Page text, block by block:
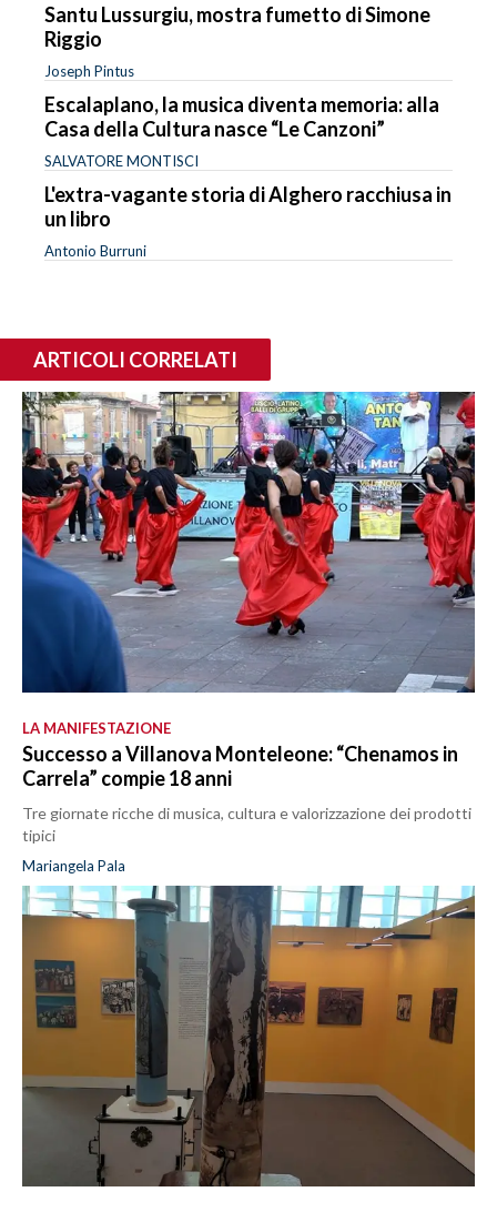
Santu Lussurgiu, mostra fumetto di Simone
Riggio
Joseph Pintus
Escalaplano, la musica diventa memoria: alla
Casa della Cultura nasce “Le Canzoni”
SALVATORE MONTISCI
L'extra-vagante storia di Alghero racchiusa in
un libro
Antonio Burruni
ARTICOLI CORRELATI
LA MANIFESTAZIONE
Successo a Villanova Monteleone: “Chenamos in
Carrela” compie 18 anni
Tre giornate ricche di musica, cultura e valorizzazione dei prodotti
tipici
Mariangela Pala